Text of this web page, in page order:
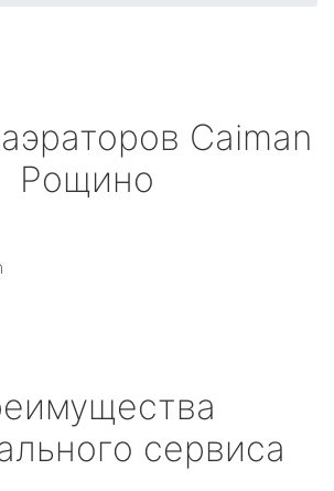
Caiman
Рощино
сервиса